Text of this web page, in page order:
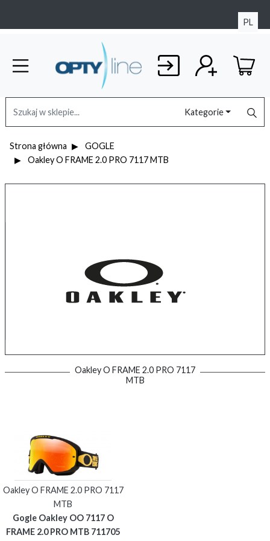
PL
Kategorie
Strona główna
GOGLE
Oakley O FRAME 2.0 PRO 7117 MTB
Oakley O FRAME 2.0 PRO 7117
MTB
Oakley O FRAME 2.0 PRO 7117
MTB
Gogle Oakley OO 7117 O
FRAME 2.0 PRO MTB 711705